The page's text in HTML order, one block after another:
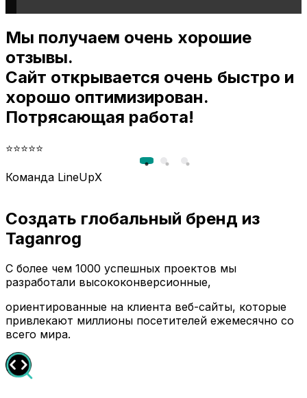
Мы получаем очень хорошие
отзывы.
Сайт открывается очень быстро и
хорошо оптимизирован.
Потрясающая работа!
⭐⭐⭐⭐⭐
Команда LineUpX
Создать глобальный бренд из
Taganrog
С более чем 1000 успешных проектов мы
разработали высококонверсионные,
ориентированные на клиента веб-сайты, которые
привлекают миллионы посетителей ежемесячно со
всего мира.